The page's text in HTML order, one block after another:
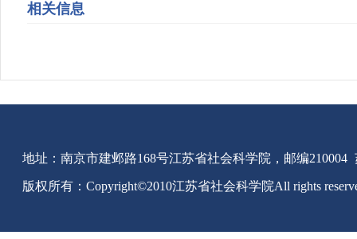
相关信息
地址：南京市建邺路168号江苏省社会科学院，邮编210004
版权所有：Copyright©2010江苏省社会科学院All rights